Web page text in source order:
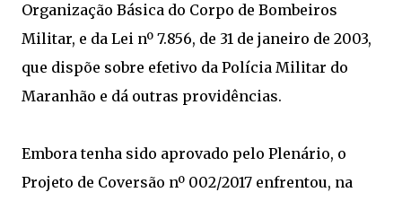
Organização Básica do Corpo de Bombeiros
Militar, e da Lei nº 7.856, de 31 de janeiro de 2003,
que dispõe sobre efetivo da Polícia Militar do
Maranhão e dá outras providências.
Embora tenha sido aprovado pelo Plenário, o
Projeto de Coversão nº 002/2017 enfrentou, na